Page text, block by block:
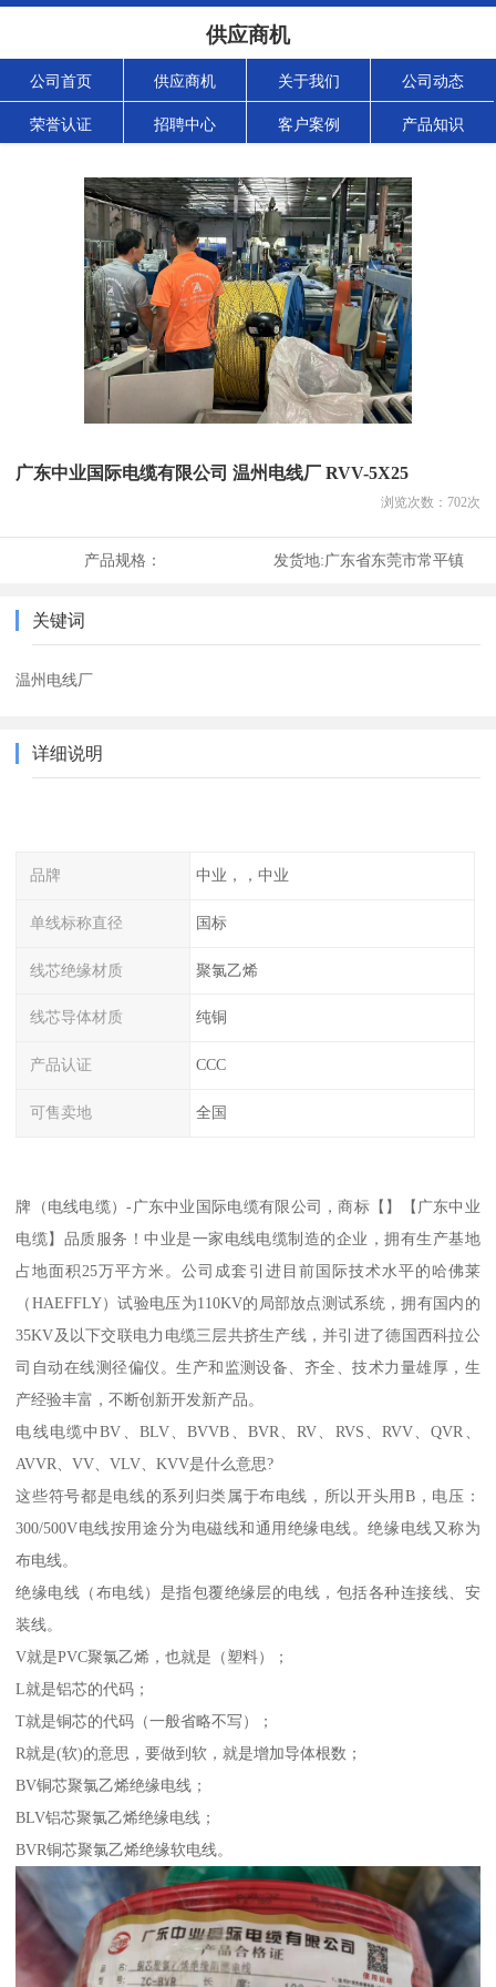
供应商机
公司首页 供应商机 关于我们 公司动态
荣誉认证 招聘中心 客户案例 产品知识
广东中业国际电缆有限公司 温州电线厂 RVV-5X25
浏览次数： 702次
产品规格： 发货地:广东省东莞市常平镇
关键词
温州电线厂
详细说明
品牌 中业，，中业
单线标称直径 国标
线芯绝缘材质 聚氯乙烯
线芯导体材质 纯铜
产品认证 CCC
可售卖地 全国
牌（电线电缆）-广东中业国际电缆有限公司，商标【】【广东中业
电缆】品质服务！中业是一家电线电缆制造的企业，拥有生产基地
占地面积25万平方米。公司成套引进目前国际技术水平的哈佛莱
（HAEFFLY）试验电压为110KV的局部放点测试系统，拥有国内的
35KV及以下交联电力电缆三层共挤生产线，并引进了德国西科拉公
司自动在线测径偏仪。生产和监测设备、齐全、技术力量雄厚，生
产经验丰富，不断创新开发新产品。
电线电缆中BV、BLV、BVVB、BVR、RV、RVS、RVV、QVR、
AVVR、VV、VLV、KVV是什么意思?
这些符号都是电线的系列归类属于布电线，所以开头用B，电压：
300/500V电线按用途分为电磁线和通用绝缘电线。绝缘电线又称为
布电线。
绝缘电线（布电线）是指包覆绝缘层的电线，包括各种连接线、安
装线。
V就是PVC聚氯乙烯，也就是（塑料）；
L就是铝芯的代码；
T就是铜芯的代码（一般省略不写）；
R就是(软)的意思，要做到软，就是增加导体根数；
BV铜芯聚氯乙烯绝缘电线；
BLV铝芯聚氯乙烯绝缘电线；
BVR铜芯聚氯乙烯绝缘软电线。